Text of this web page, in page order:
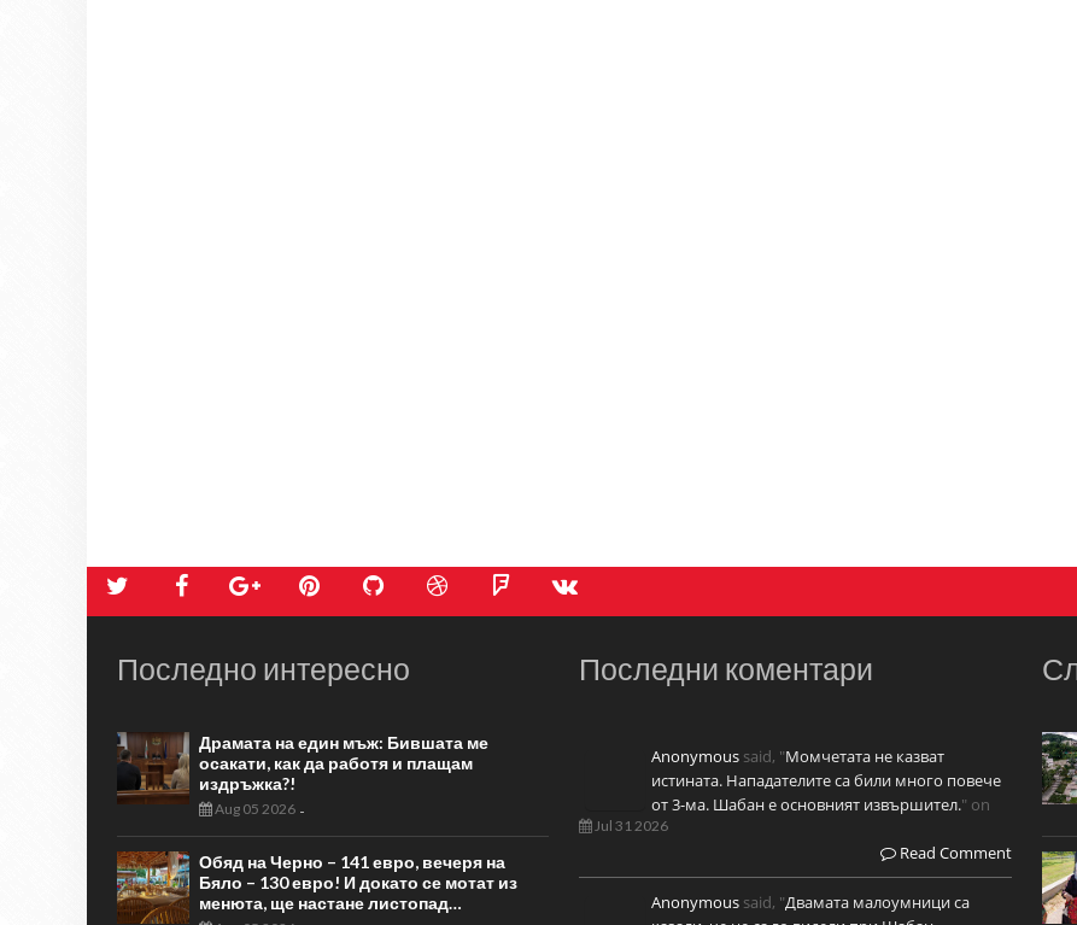
Последно интересно
Драмата на един мъж: Бившата ме
осакати, как да работя и плащам
издръжка?!
Aug 05 2026 -
Обяд на Черно – 141 евро, вечеря на
Бяло – 130 евро! И докато се мотат из
менюта, ще настане листопад…
Последни коментари
Anonymous said, "Момчетата не казват
истината. Нападателите са били много повече
от 3-ма. Шабан е основният извършител." on
Jul 31 2026
Read Comment
Anonymous said, "Двамата малоумници са